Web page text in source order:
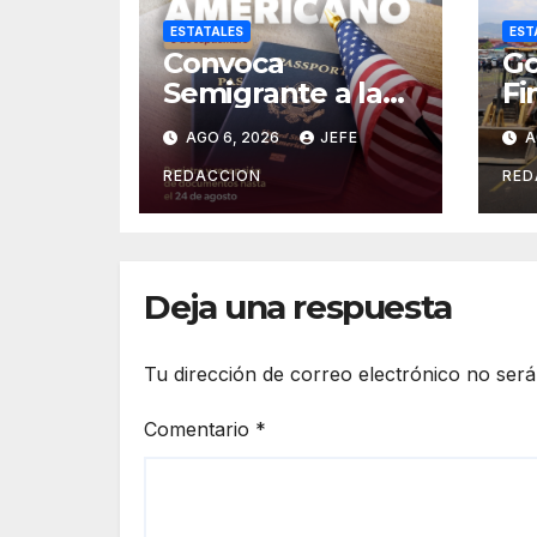
ESTATALES
Convoca
Semigrante a la
Feria del
Pasaporte
Estadounidense
2026
AGO 6, 2026 JEFE
REDACCION
Deja una respuesta
Tu dirección de correo electrónico no
Comentario *